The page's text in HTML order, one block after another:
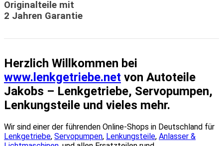
Originalteile mit
2 Jahren Garantie
Herzlich Willkommen bei
www.lenkgetriebe.net von Autoteile
Jakobs – Lenkgetriebe, Servopumpen,
Lenkungsteile und vieles mehr.
Wir sind einer der führenden Online-Shops in Deutschland für
Lenkgetriebe, Servopumpen, Lenkungsteile, Anlasser &